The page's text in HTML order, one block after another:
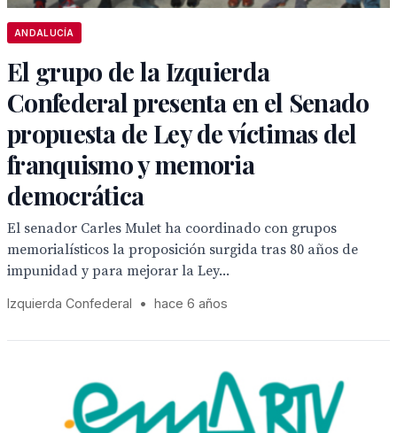
ANDALUCÍA
El grupo de la Izquierda
Confederal presenta en el Senado
propuesta de Ley de víctimas del
franquismo y memoria
democrática
El senador Carles Mulet ha coordinado con grupos
memorialísticos la proposición surgida tras 80 años de
impunidad y para mejorar la Ley...
Izquierda Confederal • hace 6 años